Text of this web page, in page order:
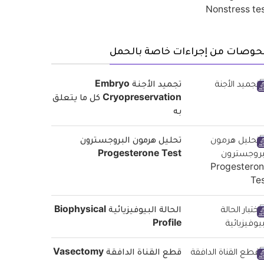
من إجراءات خاصة بالحمل
تجميد الأجنة Embryo
Cryopreservation كل ما يتعلق
به
تحليل هرمون البروجسترون
Progesterone Test
الحالة البيوفيزيائية Biophysical
Profile
قطع القناة الدافقة Vasectomy